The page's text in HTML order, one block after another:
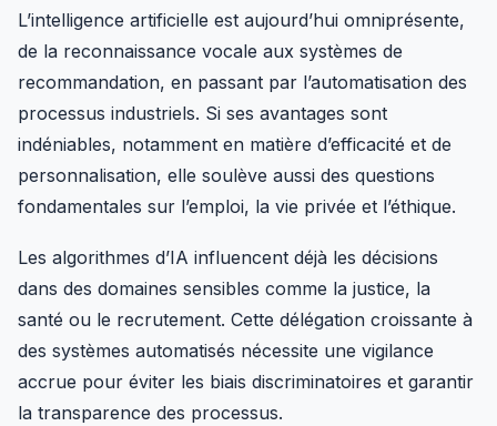
L’intelligence artificielle est aujourd’hui omniprésente,
de la reconnaissance vocale aux systèmes de
recommandation, en passant par l’automatisation des
processus industriels. Si ses avantages sont
indéniables, notamment en matière d’efficacité et de
personnalisation, elle soulève aussi des questions
fondamentales sur l’emploi, la vie privée et l’éthique.
Les algorithmes d’IA influencent déjà les décisions
dans des domaines sensibles comme la justice, la
santé ou le recrutement. Cette délégation croissante à
des systèmes automatisés nécessite une vigilance
accrue pour éviter les biais discriminatoires et garantir
la transparence des processus.